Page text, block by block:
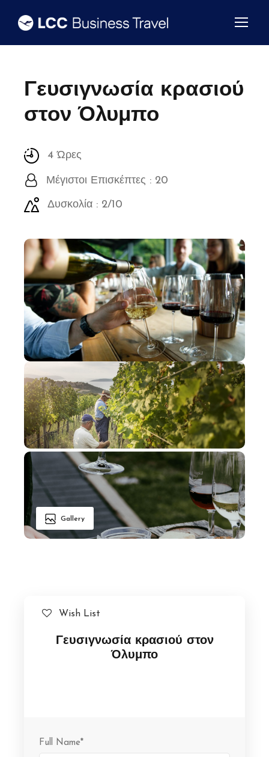
Γευσιγνωσία κρασιού
στον Όλυμπο
4 Ώρες
Μέγιστοι Επισκέπτες : 20
Δυσκολία : 2/10
Gallery
Wish List
Γευσιγνωσία κρασιού στον
Όλυμπο
Full Name*